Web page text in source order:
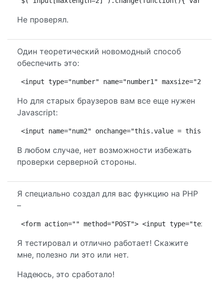
Не проверял.
Один теоретический новомодный способ
обеспечить это:
<input type="number" name="number1" maxsize="2" >
Но для старых браузеров вам все еще нужен
Javascript:
<input name="num2" onchange="this.value =
В любом случае, нет возможности избежать
проверки серверной стороны.
Я специально создал для вас функцию на PHP
–
<form action="" method="POST"> <input
Я тестировал и отлично работает! Скажите
мне, полезно ли это или нет.
Надеюсь, это сработало!